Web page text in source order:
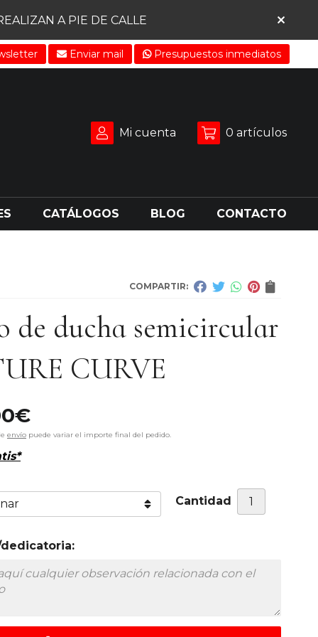
A PIE DE CALLE
Enviar mail Presupuestos inmediatos
Mi cuenta 0 artículos
CATÁLOGOS BLOG CONTACTO
COMPARTIR:
de ducha semicircular
CURVE
€
envío puede variar el importe final del pedido.
Cantidad
dedicatoria: